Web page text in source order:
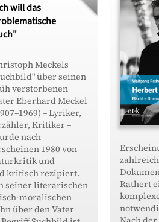
will das
Meckels
über seinen
verstorbenen
Eberhard Meckel
– Lyriker,
Kritiker –
nach
1980 von
und
kritisch rezipiert.
seiner literarischen
moralischen
über den Vater
Rathert